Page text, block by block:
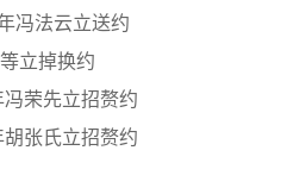
冯法云立送约
立掉换约
荣先立招赘约
张氏立招赘约